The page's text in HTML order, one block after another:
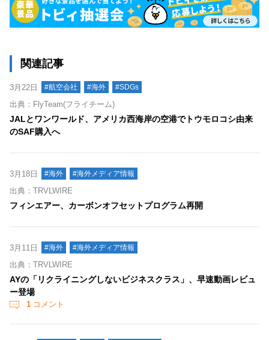
関連記事
3月22日 #航空会社 #海外 #SDGs
出典：FlyTeam(フライチーム)
JALとワンワールド、アメリカ西海岸の空港でトウモロコシ由来
のSAF購入へ
3月18日 #海外 #海外メディア情報
出典：TRVLWIRE
フィンエアー、カーボンオフセットプログラム再開
3月11日 #海外 #海外メディア情報
出典：TRVLWIRE
AYの「リクライニングしないビジネスクラス」、早速動画レビュ
ー登場
1 コメント